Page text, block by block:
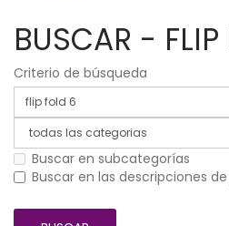
BUSCAR - FLIP
Criterio de búsqueda
Buscar en subcategorías
Buscar en las descripciones